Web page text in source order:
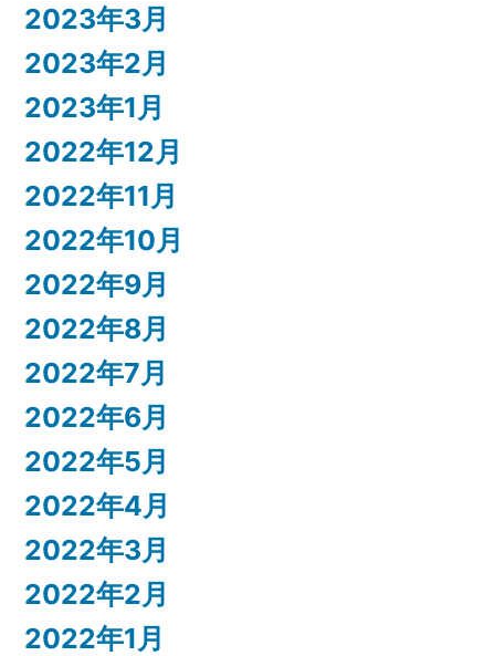
2023年3月
2023年2月
2023年1月
2022年12月
2022年11月
2022年10月
2022年9月
2022年8月
2022年7月
2022年6月
2022年5月
2022年4月
2022年3月
2022年2月
2022年1月